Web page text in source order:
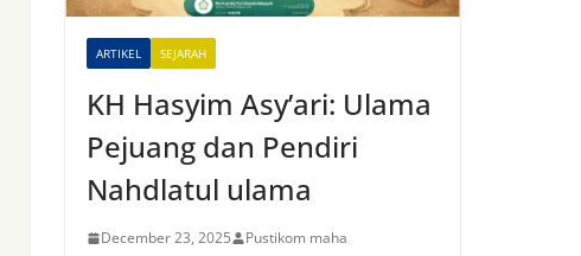
ARTIKEL SEJARAH
KH Hasyim Asy’ari: Ulama
Pejuang dan Pendiri
Nahdlatul ulama
December 23, 2025 Pustikom maha